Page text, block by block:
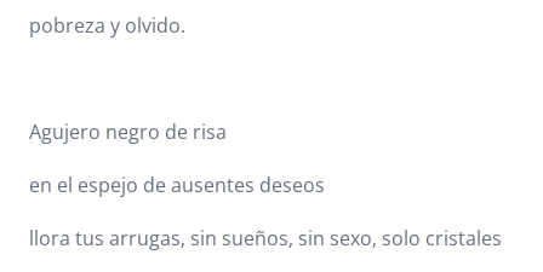
pobreza y olvido.
Agujero negro de risa
en el espejo de ausentes deseos
llora tus arrugas, sin sueños, sin sexo, solo cristales